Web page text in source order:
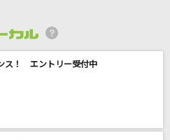
ス！ エントリー受付中